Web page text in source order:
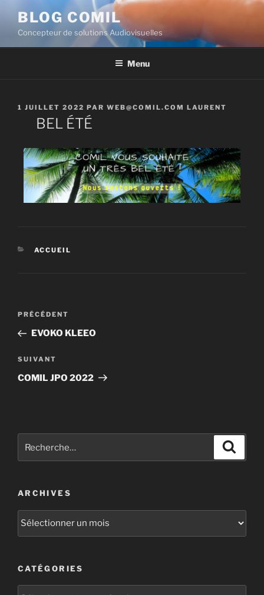
BLOG COMIL
Concepteur de solutions Audiovisuelles
Menu
1 JUILLET 2022 PAR WEB@COMIL.COM LAURENT
BEL ÉTÉ
ACCUEIL
PRÉCÉDENT
EVOKO KLEEO
SUIVANT
COMIL JPO 2022
ARCHIVES
CATÉGORIES